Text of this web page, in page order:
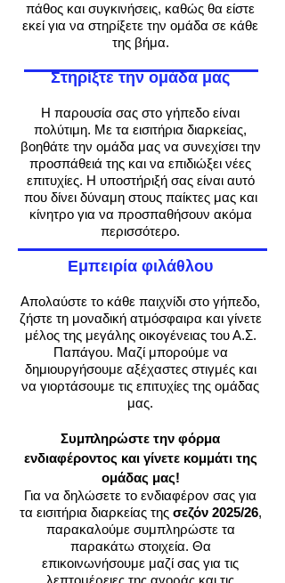
πάθος και συγκινήσεις, καθώς θα είστε
εκεί για να στηρίξετε την ομάδα σε κάθε
της βήμα.
Στηρίξτε την ομάδα μας
Η παρουσία σας στο γήπεδο είναι
πολύτιμη. Με τα εισιτήρια διαρκείας,
βοηθάτε την ομάδα μας να συνεχίσει την
προσπάθειά της και να επιδιώξει νέες
επιτυχίες. Η υποστήριξή σας είναι αυτό
που δίνει δύναμη στους παίκτες μας και
κίνητρο για να προσπαθήσουν ακόμα
περισσότερο.
Εμπειρία φιλάθλου
Απολαύστε το κάθε παιχνίδι στο γήπεδο,
ζήστε τη μοναδική ατμόσφαιρα και γίνετε
μέλος της μεγάλης οικογένειας του Α.Σ.
Παπάγου. Μαζί μπορούμε να
δημιουργήσουμε αξέχαστες στιγμές και
να γιορτάσουμε τις επιτυχίες της ομάδας
μας.
Συμπληρώστε την φόρμα
ενδιαφέροντος και γίνετε κομμάτι της
ομάδας μας!
Για να δηλώσετε το ενδιαφέρον σας για
τα εισιτήρια διαρκείας της σεζόν 2025/26,
παρακαλούμε συμπληρώστε τα
παρακάτω στοιχεία. Θα
επικοινωνήσουμε μαζί σας για τις
λεπτομέρειες της αγοράς και τις